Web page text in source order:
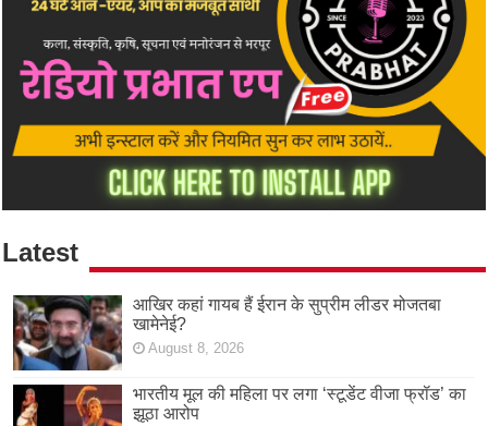
Latest
आखिर कहां गायब हैं ईरान के सुप्रीम लीडर मोजतबा
खामेनेई?
August 8, 2026
भारतीय मूल की महिला पर लगा ‘स्टूडेंट वीजा फ्रॉड’ का
झूठा आरोप